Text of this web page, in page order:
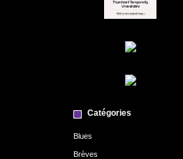
Catégories
Blues
Brèves